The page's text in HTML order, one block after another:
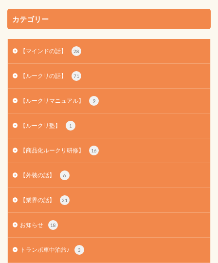
カテゴリー
【マインドの話】 28
【ルークリの話】 71
【ルークリマニュアル】 9
【ルークリ塾】 1
【商品化ルークリ研修】 16
【外装の話】 6
【業界の話】 21
お知らせ 18
トランポ車中泊旅♪ 3